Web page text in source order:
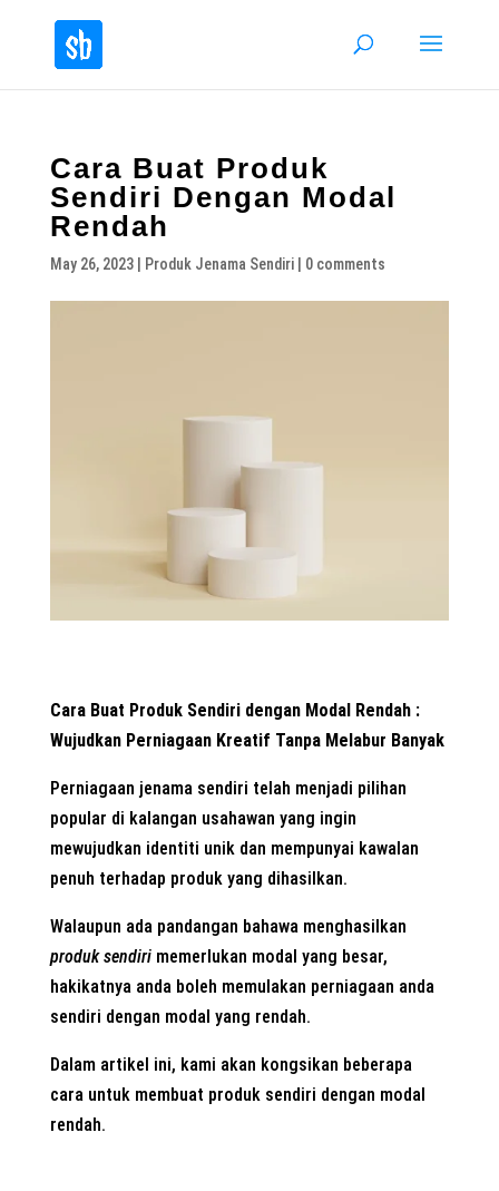
Cara Buat Produk
Sendiri Dengan Modal
Rendah
May 26, 2023| Produk Jenama Sendiri| 0 comments
Cara Buat Produk Sendiri dengan Modal Rendah :
Wujudkan Perniagaan Kreatif Tanpa Melabur Banyak
Perniagaan jenama sendiri telah menjadi pilihan
popular di kalangan usahawan yang ingin
mewujudkan identiti unik dan mempunyai kawalan
penuh terhadap produk yang dihasilkan.
Walaupun ada pandangan bahawa menghasilkan
produk sendirimemerlukan modal yang besar,
hakikatnya anda boleh memulakan perniagaan anda
sendiri dengan modal yang rendah.
Dalam artikel ini, kami akan kongsikan beberapa
cara untuk membuat produk sendiri dengan modal
rendah.